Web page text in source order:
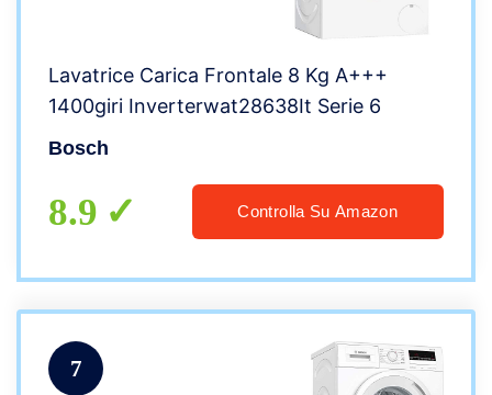
Lavatrice Carica Frontale 8 Kg A+++
1400giri Inverterwat28638It Serie 6
Bosch
8.9 Controlla Su Amazon
7